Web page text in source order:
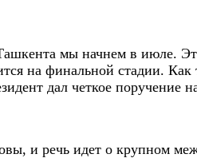
мы начнем в июле.
на финальной стадии.
дал четкое поручение
и речь идет о крупном